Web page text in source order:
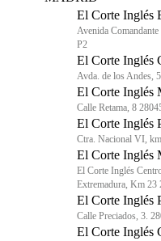
El Corte Inglés
Avenida
P2
El Corte Inglés
Avda. de los Andes,
El Corte Inglés
Calle Retama, 8
El Corte Inglés
Ctra. Nacional VI,
El Corte Inglés
El Corte Inglés
Extremadura, Km
El Corte Inglés
Calle Preciados, 3.
El Corte Inglés